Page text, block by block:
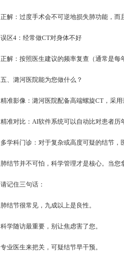
正解：过度手术会不可逆地损失肺功能，而
误区4：经常做CT对身体不好
正解：按照医生建议的频率复查（通常是每
五、潞河医院能为您做什么？
精准影像：潞河医院配备高端螺旋CT，采
精准对比：AI软件系统可以自动比对患者历
多学科门诊：对于复杂或高度可疑的结节，
肺结节并不可怕，科学管理才是核心。当您
请记住三句话：
肺结节很常见，九成以上是良性。
科学随访最重要，别让焦虑害了您。
专业医生来把关，可疑结节早干预。